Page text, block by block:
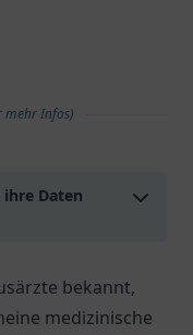
mehr Infos)
Daten
bekannt,
medizinische